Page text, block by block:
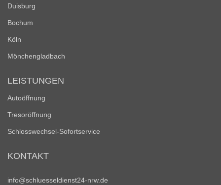
Duisburg
Bochum
Köln
Mönchengladbach
LEISTUNGEN
Autoöffnung
Tresoröffnung
Schlosswechsel-Sofortservice
KONTAKT
info@schluesseldienst24-nrw.de